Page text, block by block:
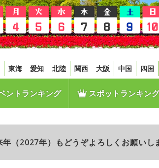
東海 愛知 北陸 関西 大阪 中国 四国
ントランキング スポットランキング
（2027年）もどうぞよろしくお願いし